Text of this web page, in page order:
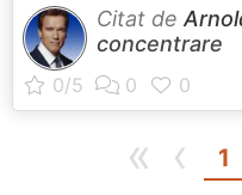
Citat de
concentrare
« ‹ 1